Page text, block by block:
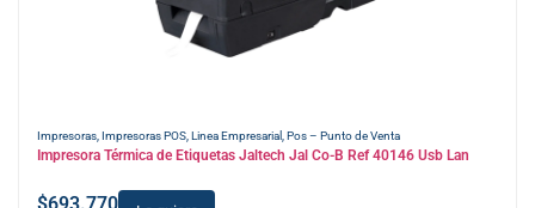
Impresoras Impresoras POS Linea Empresarial Pos – Punto de Venta
Impresora Térmica de Etiquetas Jaltech Jal Co-B Ref 40146 Usb Lan